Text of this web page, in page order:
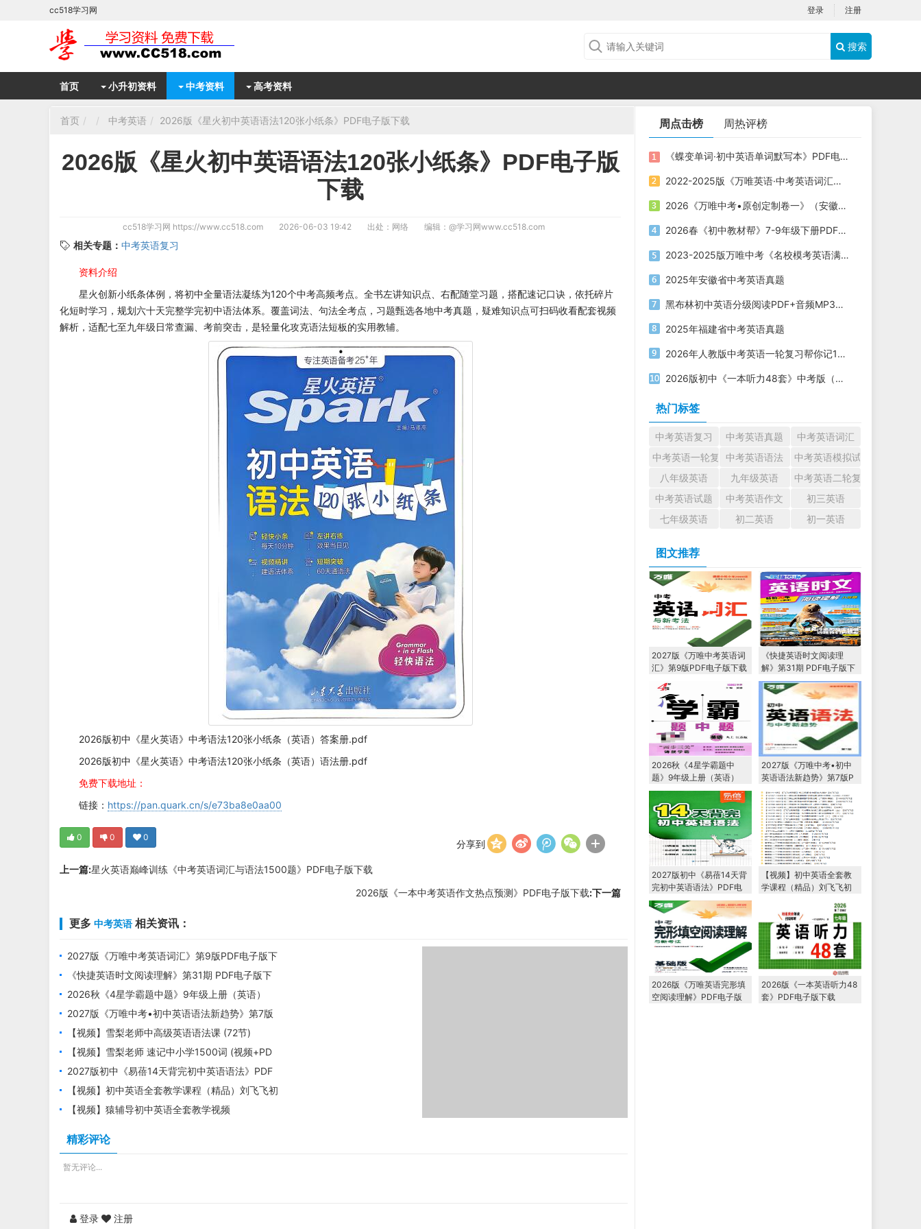
cc518学习网 登录 注册
搜索
首页 小升初资料 中考资料 高考资料
首页 中考英语 2026版《星火初中英语语法120张小纸条》PDF电子版下载
2026版《星火初中英语语法120张小纸条》PDF电子版
下载
cc518学习网 https://www.cc518.com 2026-06-03 19:42 出处：网络 编辑： @学习网www.cc518.com
相关专题： 中考英语复习
资料介绍
星火创新小纸条体例，将初中全量语法凝练为120个中考高频考点。全书左讲知识点、右配随堂习题，搭配速记口诀，依托碎片
化短时学习，规划六十天完整学完初中语法体系。覆盖词法、句法全考点，习题甄选各地中考真题，疑难知识点可扫码收看配套视频
解析，适配七至九年级日常查漏、考前突击，是轻量化攻克语法短板的实用教辅。
2026版初中《星火英语》中考语法120张小纸条（英语）答案册.pdf
2026版初中《星火英语》中考语法120张小纸条（英语）语法册.pdf
免费下载地址：
链接： https://pan.quark.cn/s/e73ba8e0aa00
分享到
0 0 0
上一篇:星火英语巅峰训练《中考英语词汇与语法1500题》PDF电子版下载
2026版《一本中考英语作文热点预测》PDF电子版下载:下一篇
更多 中考英语相关资讯：
2027版《万唯中考英语词汇》第9版PDF电子版下
载
《快捷英语时文阅读理解》第31期 PDF电子版下
载 七年级+八年级+中考
2026秋《4星学霸题中题》9年级上册（英语）
（译林版）PDF电子版下载
2027版《万唯中考•初中英语语法新趋势》第7版
PDF电子版下载
【视频】雪梨老师中高级英语语法课 (72节)
【视频】雪梨老师 速记中小学1500词 (视频+PD
F)
2027版初中《易蓓14天背完初中英语语法》PDF
电子版下载
【视频】初中英语全套教学课程（精品）刘飞飞初
一/初二英语教学视频
【视频】猿辅导初中英语全套教学视频
精彩评论
暂无评论...
登录 注册
周点击榜 周热评榜
《蝶变单词·初中英语单词默写本》PDF电子版下载打印
2022-2025版《万唯英语·中考英语词汇》PDF电子版下载
2026《万唯中考•原创定制卷一》（安徽）7科PDF电子版下载
2026春《初中教材帮》7-9年级下册PDF电子版下载
2023-2025版万唯中考《名校模考英语满分作文》《名校模考英语高分作文》PDF电子版下载
2025年安徽省中考英语真题
黑布林初中英语分级阅读PDF+音频MP3电子版下载
2025年福建省中考英语真题
2026年人教版中考英语一轮复习帮你记1600词Day+12（含音频，音标，翻译默写版）
2026版初中《一本听力48套》中考版（英语）
热门标签
中考英语复习 中考英语真题
中考英语词汇
中考英语一轮复习中考英语语法
中考英语模拟试题
八年级英语
九年级英语
中考英语二轮复习
中考英语试题
中考英语作文
初三英语
七年级英语
初二英语 初一英语
图文推荐
2027版《万唯中考英语词
汇》第9版PDF电子版下载
《快捷英语时文阅读理
解》第31期 PDF电子版下
载 七年级+八年级+中考
2026秋《4星学霸题中
题》9年级上册（英语）
（译林版）PDF电子版下
载
2027版《万唯中考•初中
英语语法新趋势》第7版P
DF电子版下载
2027版初中《易蓓14天背
完初中英语语法》PDF电
子版下载
【视频】初中英语全套教
学课程（精品）刘飞飞初
2026版《万唯英语完形填
空阅读理解》PDF电子版
2026版《一本英语听力48
套》PDF电子版下载